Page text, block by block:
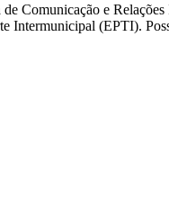
Comunicação e
Intermunicipal (EPTI).